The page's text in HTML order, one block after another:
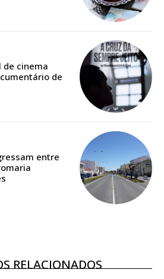
ANUAL
online
Exclusivos para
de cinema
de
entre
RELACIONADOS